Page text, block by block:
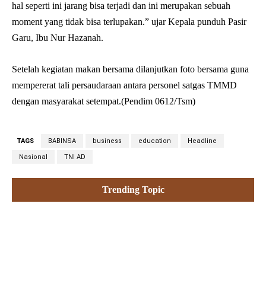
hal seperti ini jarang bisa terjadi dan ini merupakan sebuah
moment yang tidak bisa terlupakan.” ujar Kepala punduh Pasir
Garu, Ibu Nur Hazanah.
Setelah kegiatan makan bersama dilanjutkan foto bersama guna
mempererat tali persaudaraan antara personel satgas TMMD
dengan masyarakat setempat.(Pendim 0612/Tsm)
TAGS BABINSA business education Headline
Nasional TNI AD
Trending Topic